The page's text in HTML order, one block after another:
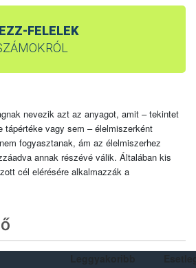
FELELEK
nevezik azt az anyagot, amit – tekintet
tápértéke vagy sem – élelmiszerként
fogyasztanak, ám az élelmiszerhez
annak részévé válik. Általában kis
cél elérésére alkalmazzák a